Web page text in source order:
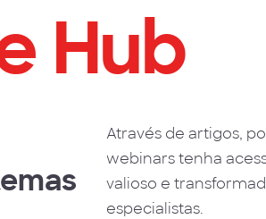
Hub
Através de artigos,
webinars tenha
valioso e
especialistas.